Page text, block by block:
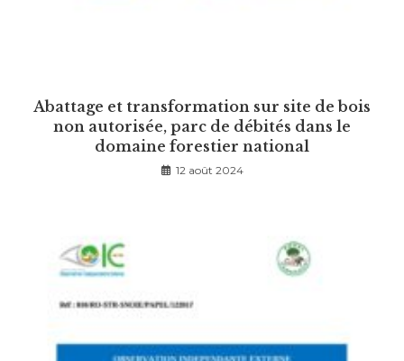
Abattage et transformation sur site de bois
non autorisée, parc de débités dans le
domaine forestier national
12 août 2024